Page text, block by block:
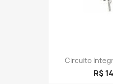
Circuito
R$